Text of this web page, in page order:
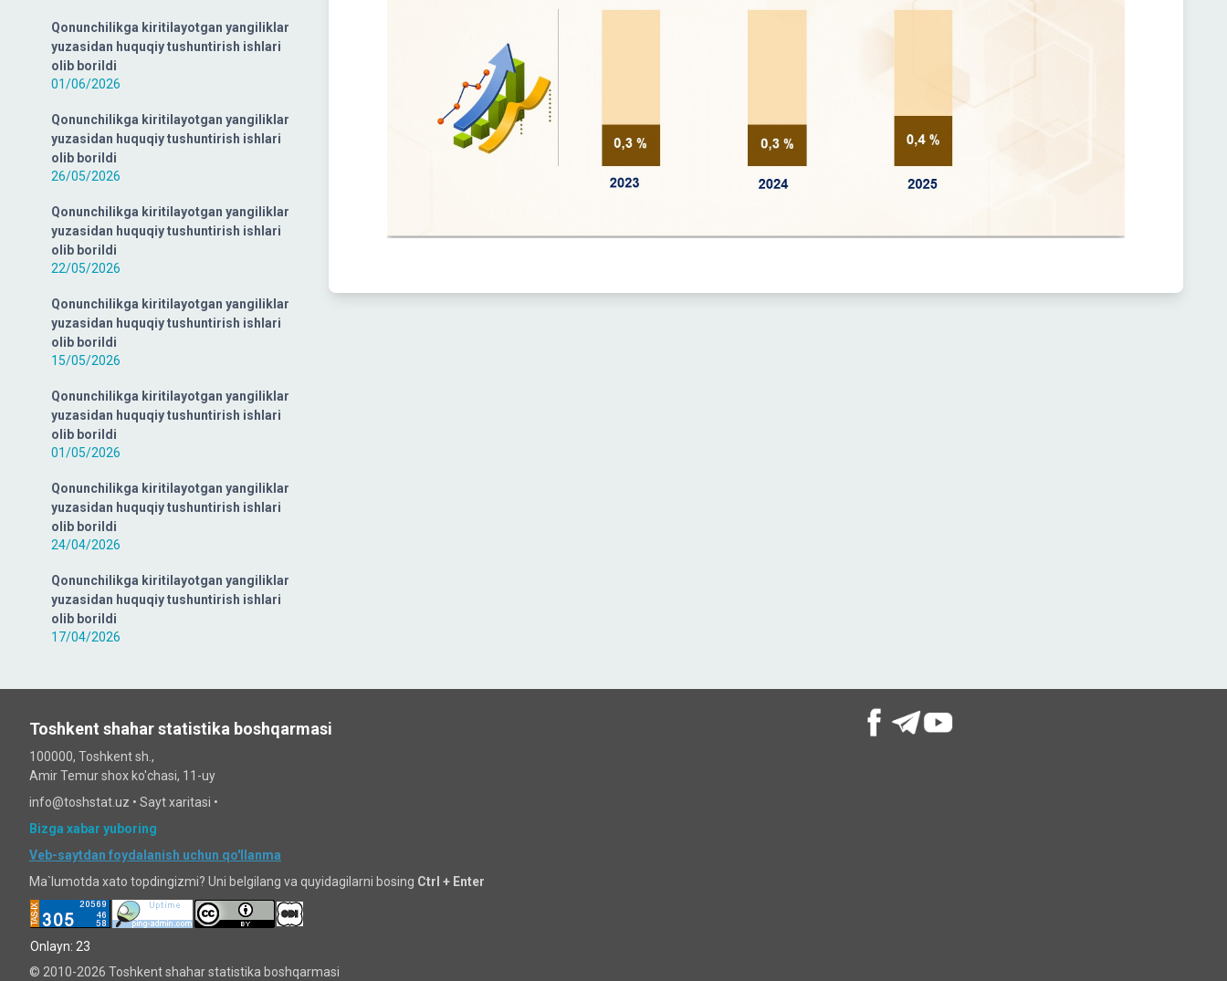
Qonunchilikga kiritilayotgan yangiliklar
yuzasidan huquqiy tushuntirish ishlari
olib borildi
01/06/2026
Qonunchilikga kiritilayotgan yangiliklar
yuzasidan huquqiy tushuntirish ishlari
olib borildi
26/05/2026
Qonunchilikga kiritilayotgan yangiliklar
yuzasidan huquqiy tushuntirish ishlari
olib borildi
22/05/2026
Qonunchilikga kiritilayotgan yangiliklar
yuzasidan huquqiy tushuntirish ishlari
olib borildi
15/05/2026
Qonunchilikga kiritilayotgan yangiliklar
yuzasidan huquqiy tushuntirish ishlari
olib borildi
01/05/2026
Qonunchilikga kiritilayotgan yangiliklar
yuzasidan huquqiy tushuntirish ishlari
olib borildi
24/04/2026
Qonunchilikga kiritilayotgan yangiliklar
yuzasidan huquqiy tushuntirish ishlari
olib borildi
17/04/2026
Toshkent shahar statistika boshqarmasi
100000, Toshkent sh.,
Amir Temur shox ko'chasi, 11-uy
info@toshstat.uz • Sayt xaritasi •
Bizga xabar yuboring
Veb-saytdan foydalanish uchun qo'llanma
Ma`lumotda xato topdingizmi? Uni belgilang va quyidagilarni bosing Ctrl + Enter
Onlayn: 23
© 2010-2026 Toshkent shahar statistika boshqarmasi